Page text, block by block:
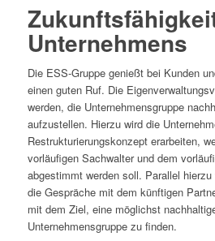
Unternehmens
Die ESS-Gruppe genießt bei Kunden
einen guten Ruf. Die
werden, die Unternehmensgruppe
aufzustellen. Hierzu wird die
Restrukturierungskonzept erarbeiten,
vorläufigen Sachwalter und dem
abgestimmt werden soll. Parallel
die Gespräche mit dem künftigen
mit dem Ziel, eine möglichst
Unternehmensgruppe zu finden.